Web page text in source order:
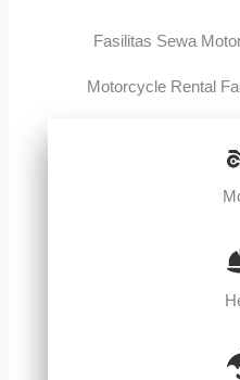
Fasilitas Sewa
Motorcycle Rental